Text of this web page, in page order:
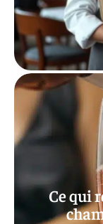
Ce qui